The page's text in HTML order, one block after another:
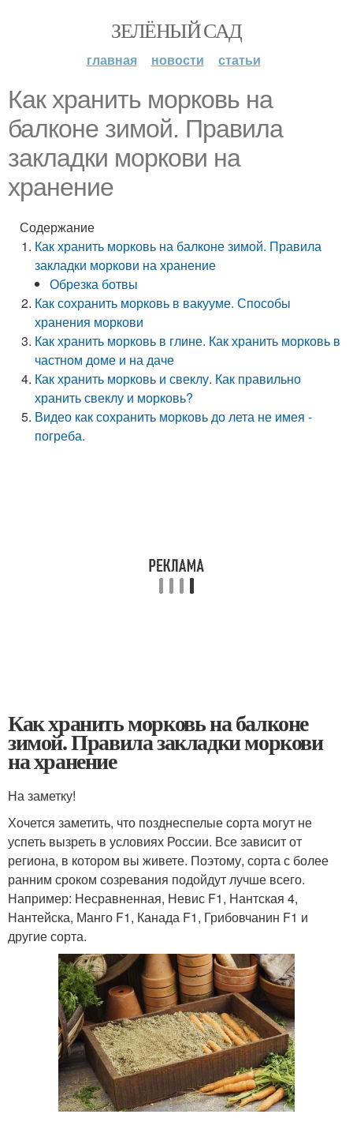
ЗЕЛЁНЫЙ САД
главная новости статьи
Как хранить морковь на
балконе зимой. Правила
закладки моркови на
хранение
Содержание
Как хранить морковь на балконе зимой. Правила
закладки моркови на хранение
Обрезка ботвы
Как сохранить морковь в вакууме. Способы
хранения моркови
Как хранить морковь в глине. Как хранить морковь в
частном доме и на даче
Как хранить морковь и свеклу. Как правильно
хранить свеклу и морковь?
Видео как сохранить морковь до лета не имея -
погреба.
Как хранить морковь на балконе
зимой. Правила закладки моркови
на хранение
На заметку!
Хочется заметить, что позднеспелые сорта могут не
успеть вызреть в условиях России. Все зависит от
региона, в котором вы живете. Поэтому, сорта с более
ранним сроком созревания подойдут лучше всего.
Например: Несравненная, Невис F1, Нантская 4,
Нантейска, Манго F1, Канада F1, Грибовчанин F1 и
другие сорта.